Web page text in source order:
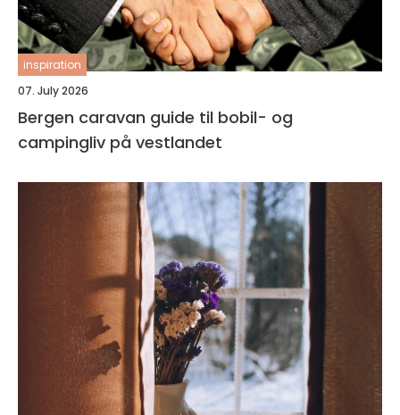
inspiration
07. July 2026
Bergen caravan guide til bobil- og
campingliv på vestlandet